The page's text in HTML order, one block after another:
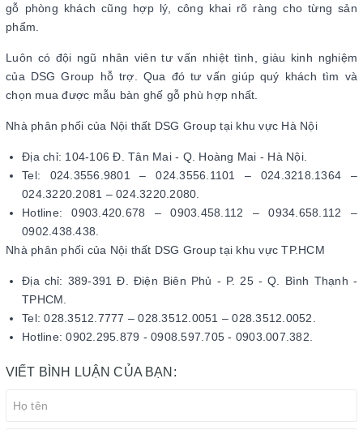
gỗ phòng khách cũng hợp lý, công khai rõ ràng cho từng sản
phẩm.
Luôn có đội ngũ nhân viên tư vấn nhiệt tình, giàu kinh nghiệm
của DSG Group hỗ trợ. Qua đó tư vấn giúp quý khách tìm và
chọn mua được mẫu bàn ghế gỗ phù hợp nhất.
Nhà phân phối của Nội thất DSG Group tại khu vực Hà Nội
Địa chỉ: 104-106 Đ. Tân Mai - Q. Hoàng Mai - Hà Nội.
Tel: 024.3556.9801 – 024.3556.1101 – 024.3218.1364 –
024.3220.2081 – 024.3220.2080.
Hotline: 0903.420.678 – 0903.458.112 – 0934.658.112 –
0902.438.438.
Nhà phân phối của Nội thất DSG Group tại khu vực TP.HCM
Địa chỉ: 389-391 Đ. Điện Biên Phủ - P. 25 - Q. Bình Thạnh -
TPHCM.
Tel: 028.3512.7777 – 028.3512.0051 – 028.3512.0052.
Hotline: 0902.295.879 - 0908.597.705 - 0903.007.382.
VIẾT BÌNH LUẬN CỦA BẠN: